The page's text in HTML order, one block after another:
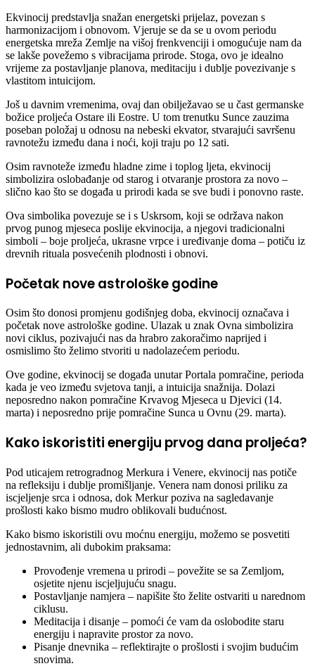
Ekvinocij predstavlja snažan energetski prijelaz, povezan s
harmonizacijom i obnovom. Vjeruje se da se u ovom periodu
energetska mreža Zemlje na višoj frenkvenciji i omogućuje nam da
se lakše povežemo s vibracijama prirode. Stoga, ovo je idealno
vrijeme za postavljanje planova, meditaciju i dublje povezivanje s
vlastitom intuicijom.
Još u davnim vremenima, ovaj dan obilježavao se u čast germanske
božice proljeća Ostare ili Eostre. U tom trenutku Sunce zauzima
poseban položaj u odnosu na nebeski ekvator, stvarajući savršenu
ravnotežu između dana i noći, koji traju po 12 sati.
Osim ravnoteže između hladne zime i toplog ljeta, ekvinocij
simbolizira oslobađanje od starog i otvaranje prostora za novo –
slično kao što se događa u prirodi kada se sve budi i ponovno raste.
Ova simbolika povezuje se i s Uskrsom, koji se održava nakon
prvog punog mjeseca poslije ekvinocija, a njegovi tradicionalni
simboli – boje proljeća, ukrasne vrpce i uređivanje doma – potiču iz
drevnih rituala posvećenih plodnosti i obnovi.
Početak nove astrološke godine
Osim što donosi promjenu godišnjeg doba, ekvinocij označava i
početak nove astrološke godine. Ulazak u znak Ovna simbolizira
novi ciklus, pozivajući nas da hrabro zakoračimo naprijed i
osmislimo što želimo stvoriti u nadolazećem periodu.
Ove godine, ekvinocij se događa unutar Portala pomračine, perioda
kada je veo između svjetova tanji, a intuicija snažnija. Dolazi
neposredno nakon pomračine Krvavog Mjeseca u Djevici (14.
marta) i neposredno prije pomračine Sunca u Ovnu (29. marta).
Kako iskoristiti energiju prvog dana proljeća?
Pod uticajem retrogradnog Merkura i Venere, ekvinocij nas potiče
na refleksiju i dublje promišljanje. Venera nam donosi priliku za
iscjeljenje srca i odnosa, dok Merkur poziva na sagledavanje
prošlosti kako bismo mudro oblikovali budućnost.
Kako bismo iskoristili ovu moćnu energiju, možemo se posvetiti
jednostavnim, ali dubokim praksama:
Provođenje vremena u prirodi – povežite se sa Zemljom,
osjetite njenu iscjeljujuću snagu.
Postavljanje namjera – napišite što želite ostvariti u narednom
ciklusu.
Meditacija i disanje – pomoći će vam da oslobodite staru
energiju i napravite prostor za novo.
Pisanje dnevnika – reflektirajte o prošlosti i svojim budućim
snovima.